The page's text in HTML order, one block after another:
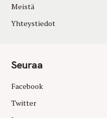
Meistä
Yhteystiedot
Seuraa
Facebook
Twitter